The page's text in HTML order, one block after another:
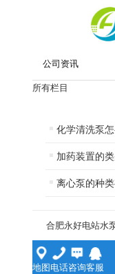
公司资讯
所有栏目
化学清洗泵
加药装置的类
离心泵的种
合肥永好电站
地图 电话咨询客服